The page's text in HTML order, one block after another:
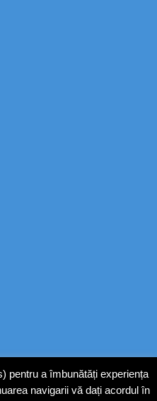
pentru a îmbunătăți experiența
navigarii vă dați acordul în